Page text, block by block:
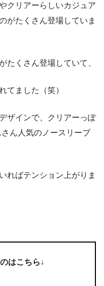
クリアーらしいカジュア
がたくさん登場していま
たくさん登場していて、
てました（笑）
ザインで、クリアーっぽ
ん人気のノースリーブ
ればテンション上がりま
はこちら↓